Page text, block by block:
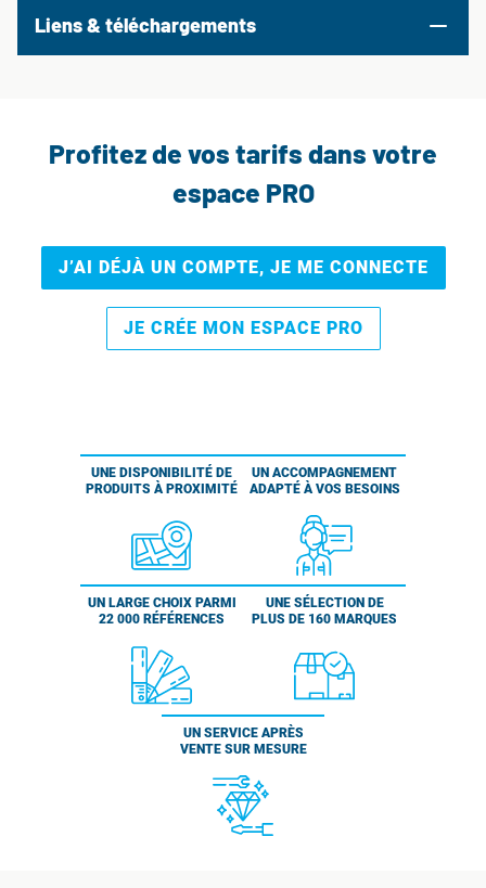
Liens & téléchargements
Profitez de vos tarifs dans votre
espace PRO
J’AI DÉJÀ UN COMPTE, JE ME CONNECTE
JE CRÉE MON ESPACE PRO
UNE DISPONIBILITÉ DE
PRODUITS À PROXIMITÉ
UN ACCOMPAGNEMENT
ADAPTÉ À VOS BESOINS
UN LARGE CHOIX PARMI
22 000 RÉFÉRENCES
UNE SÉLECTION DE
PLUS DE 160 MARQUES
UN SERVICE APRÈS
VENTE SUR MESURE